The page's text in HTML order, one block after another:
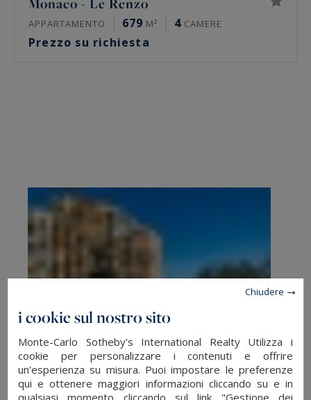
Monaco - Le Renzo
APPARTAMENTO 679 M² 4 CAMERE
Prezzo su richiesta
i cookie sul nostro sito
Monte-Carlo Sotheby's International Realty Utilizza i
cookie per personalizzare i contenuti e offrire
un'esperienza su misura. Puoi impostare le preferenze
qui e ottenere maggiori informazioni cliccando su e in
qualsiasi momento cliccando sul link "Gestione dei
Chiudere